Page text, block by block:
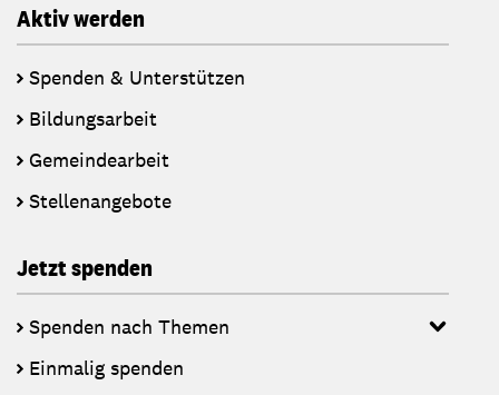
Aktiv werden
Spenden & Unterstützen
Bildungsarbeit
Gemeindearbeit
Stellenangebote
Jetzt spenden
Spenden nach Themen
Einmalig spenden